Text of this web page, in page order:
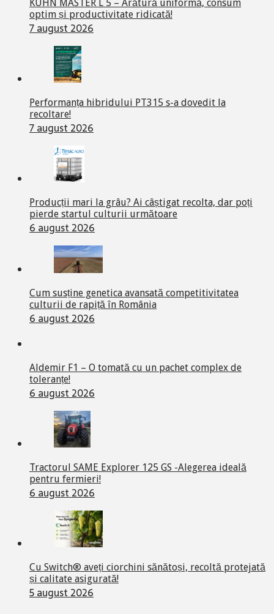
7 august 2026
Performanța hibridului PT315 s-a dovedit la
7 august 2026
Producții mari la grâu? Ai câștigat recolta, dar poți
6 august 2026
Cum susține genetica avansată competitivitatea
6 august 2026
6 august 2026
Tractorul SAME Explorer 125 GS -Alegerea ideală
6 august 2026
Cu Switch® aveți ciorchini sănătoși, recoltă protejată
5 august 2026